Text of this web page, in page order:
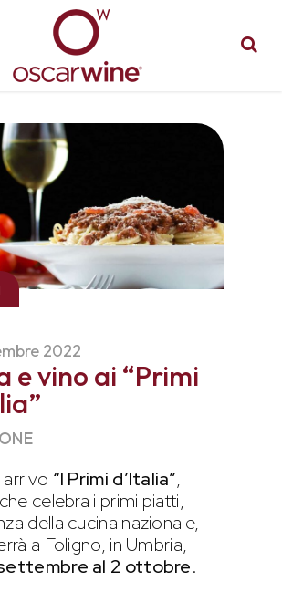
2022
e vino ai “Primi
“I Primi d’Italia”,
celebra i primi piatti,
della cucina nazionale,
a Foligno, in Umbria,
al 2 ottobre.